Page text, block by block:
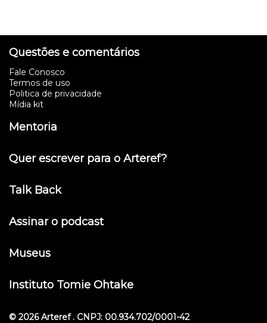
Questões e comentários
Fale Conosco
Termos de uso
Politica de privacidade
Mídia kit
Mentoria
Quer escrever para o Arteref?
Talk Back
Assinar o podcast
Museus
Instituto Tomie Ohtake
© 2026 Arteref . CNPJ: 00.934.702/0001-42